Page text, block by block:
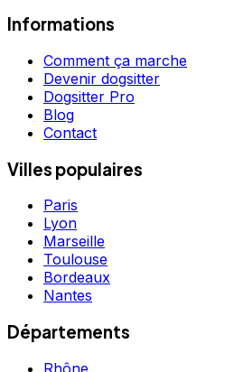
Informations
Comment ça marche
Devenir dogsitter
Dogsitter Pro
Blog
Contact
Villes populaires
Paris
Lyon
Marseille
Toulouse
Bordeaux
Nantes
Départements
Rhône